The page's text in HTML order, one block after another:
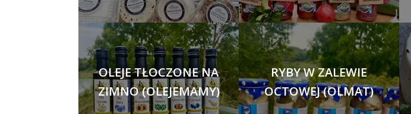
OLEJE TŁOCZONE NA
ZIMNO (OLEJEMAMY)
RYBY W ZALEWIE
OCTOWEJ (OLMAT)